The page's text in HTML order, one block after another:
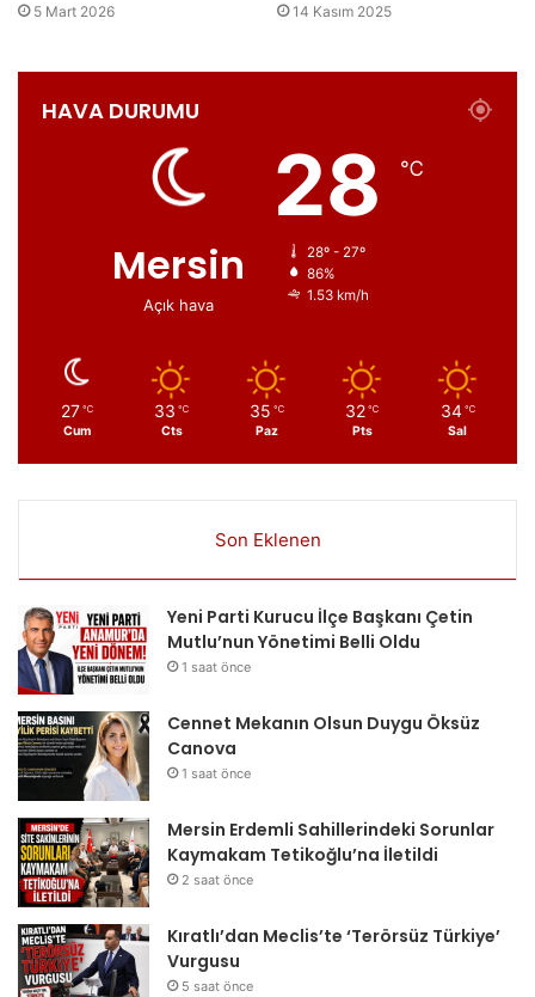
5 Mart 2026 14 Kasım 2025
HAVA DURUMU
Mersin
Açık hava
28 ℃
28º - 27º
86%
1.53 km/h
27 ℃
Cum
33 ℃
Cts
35 ℃
Paz
32 ℃
Pts
34 ℃
Sal
Son Eklenen
Yeni Parti Kurucu İlçe Başkanı Çetin
Mutlu’nun Yönetimi Belli Oldu
1 saat önce
Cennet Mekanın Olsun Duygu Öksüz
Canova
1 saat önce
Mersin Erdemli Sahillerindeki Sorunlar
Kaymakam Tetikoğlu’na İletildi
2 saat önce
Kıratlı’dan Meclis’te ‘Terörsüz Türkiye’
Vurgusu
5 saat önce